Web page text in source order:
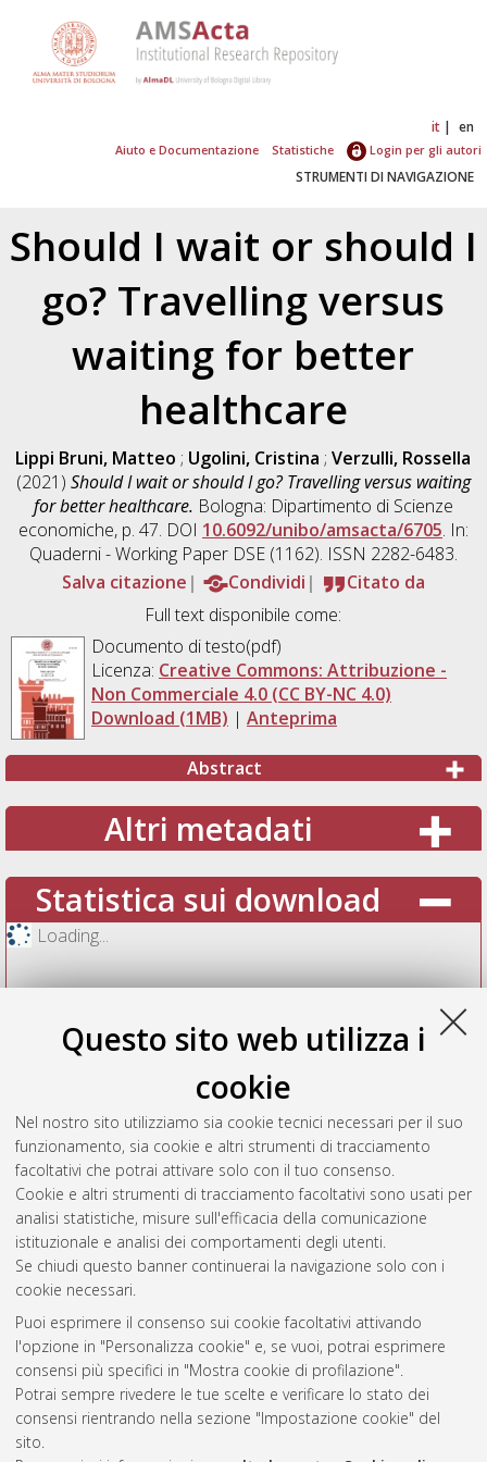
Questo sito web utilizza i
cookie
Nel nostro sito utilizziamo sia cookie tecnici necessari per il suo
funzionamento, sia cookie e altri strumenti di tracciamento
facoltativi che potrai attivare solo con il tuo consenso.
Cookie e altri strumenti di tracciamento facoltativi sono usati per
analisi statistiche, misure sull'efficacia della comunicazione
istituzionale e analisi dei comportamenti degli utenti.
Se chiudi questo banner continuerai la navigazione solo con i
cookie necessari.
Puoi esprimere il consenso sui cookie facoltativi attivando
l'opzione in "Personalizza cookie" e, se vuoi, potrai esprimere
consensi più specifici in "Mostra cookie di profilazione".
Potrai sempre rivedere le tue scelte e verificare lo stato dei
consensi rientrando nella sezione "Impostazione cookie" del
sito.
it en
Aiuto e Documentazione Statistiche Login per gli autori
STRUMENTI DI NAVIGAZIONE
Should I wait or should I
go? Travelling versus
waiting for better
healthcare
Lippi Bruni, Matteo ; Ugolini, Cristina ;Verzulli, Rossella
(2021) Should I wait or should I go? Travelling versus waiting
for better healthcare. Bologna: Dipartimento di Scienze
economiche, p. 47. DOI 10.6092/unibo/amsacta/6705. In:
Quaderni - Working Paper DSE (1162). ISSN 2282-6483.
Salva citazione
Condividi
Citato da
Full text disponibile come:
Documento di testo(pdf)
Licenza: Creative Commons: Attribuzione -
Non Commerciale 4.0 (CC BY-NC 4.0)
Download (1MB) | Anteprima
Abstract
Altri metadati
Statistica sui download
Loading...
Vedi altre statistiche
Gestione del documento:
Atom
Rss
AMS Acta
ISSN: 2038-7954
re3data.org -
doi.org/10.17616/R3P19R
Servizio implementato e